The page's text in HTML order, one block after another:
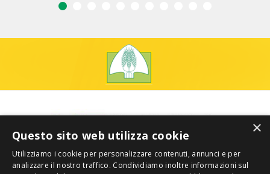
×
Questo sito web utilizza cookie
Utilizziamo i cookie per personalizzare contenuti, annunci e per
analizzare il nostro traffico. Condividiamo inoltre informazioni sul